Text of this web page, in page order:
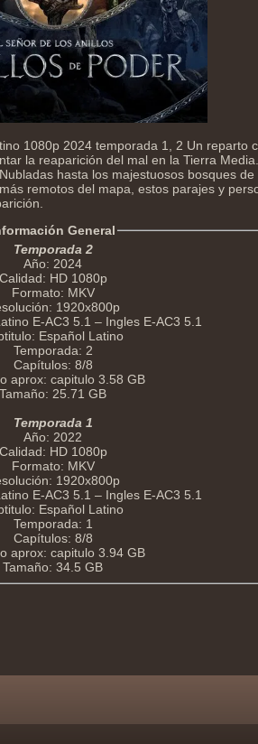
1080p 2024 temporada 1, 2 Un reparto
la reaparición del mal en la Tierra
hasta los majestuosos bosques
remotos del mapa, estos parajes y
General
Temporada 2
Año: 2024
Calidad: HD 1080p
Formato: MKV
1920x800p
E-AC3 5.1 – Ingles E-AC3 5.1
Español Latino
Temporada: 2
Capítulos: 8/8
aprox: capitulo 3.58 GB
Tamaño: 25.71 GB
Temporada 1
Año: 2022
Calidad: HD 1080p
Formato: MKV
1920x800p
E-AC3 5.1 – Ingles E-AC3 5.1
Español Latino
Temporada: 1
Capítulos: 8/8
aprox: capitulo 3.94 GB
Tamaño: 34.5 GB